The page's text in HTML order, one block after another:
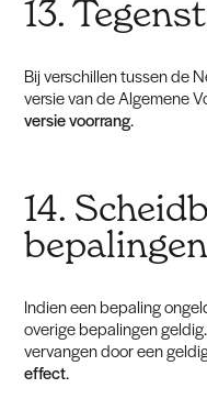
13.
Bij verschillen tussen de
versie van de Algemene
versie voorrang.
14.
bepalingen
Indien een bepaling
overige bepalingen
vervangen door een
effect.